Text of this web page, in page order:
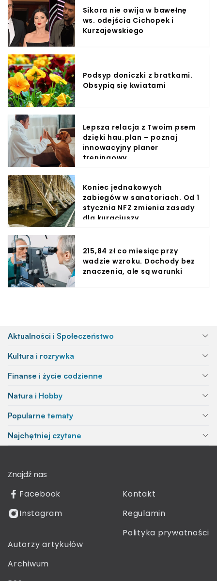
Sikora nie owija w bawełnę
ws. odejścia Cichopek i
Kurzajewskiego
Podsyp doniczki z bratkami.
Obsypią się kwiatami
Lepsza relacja z Twoim psem
dzięki hau.plan – poznaj
innowacyjny planer
treningowy
Koniec jednakowych
zabiegów w sanatoriach. Od 1
stycznia NFZ zmienia zasady
dla kuracjuszy
215,84 zł co miesiąc przy
wadzie wzroku. Dochody bez
znaczenia, ale są warunki
Aktualności i Społeczeństwo
Kultura i rozrywka
Finanse i życie codzienne
Natura i Hobby
Popularne tematy
Najchętniej czytane
Znajdź nas
Facebook
Instagram
Kontakt
Regulamin
Polityka prywatności
Autorzy artykułów
Archiwum